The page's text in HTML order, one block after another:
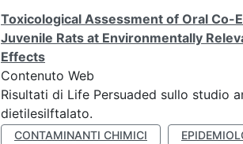
Toxicological Assessment of Oral Co-
Juvenile Rats at Environmentally
Effects
Contenuto Web
Risultati di Life Persuaded sullo studio
dietilesilftalato.
CONTAMINANTI CHIMICI